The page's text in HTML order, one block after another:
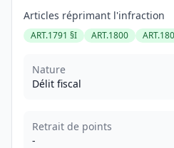
Articles réprimant l'infraction
ART.1791 §I ART.1800
Nature
Délit fiscal
Retrait de points
-